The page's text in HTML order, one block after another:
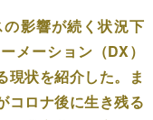
影響が続く状況下
メーション（DX）
現状を紹介した。ま
コロナ後に生き残る